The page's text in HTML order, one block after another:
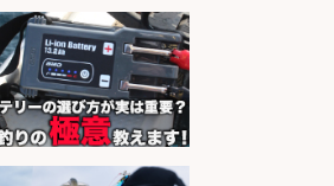
で地域を元気に!
かし 魚と肴 いとお